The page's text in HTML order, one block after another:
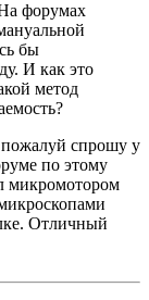
форумах
бы
И как это
метод
пожалуй спрошу у
по этому
микромотором
Отличный